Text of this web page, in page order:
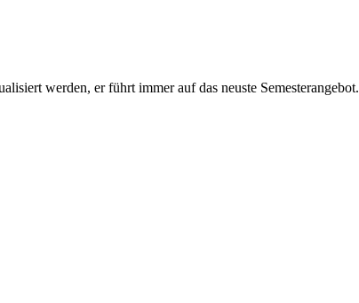
werden, er führt immer auf das neuste Semesterangebot.